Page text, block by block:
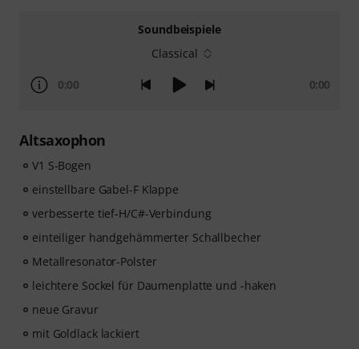
Soundbeispiele
Classical
0:00 0:00
Altsaxophon
V1 S-Bogen
einstellbare Gabel-F Klappe
verbesserte tief-H/C#-Verbindung
einteiliger handgehämmerter Schallbecher
Metallresonator-Polster
leichtere Sockel für Daumenplatte und -haken
neue Gravur
mit Goldlack lackiert